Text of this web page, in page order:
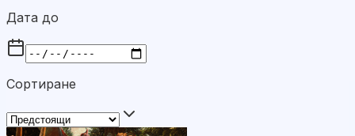
Дата до
Сортиране